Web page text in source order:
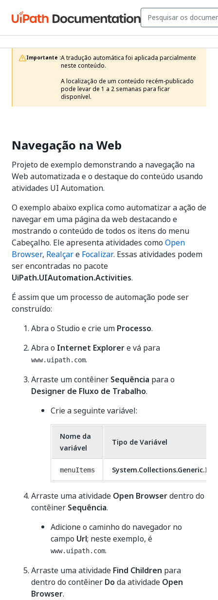
Importante :A tradução automática foi aplicada parcialmente
neste conteúdo.
A localização de um conteúdo recém-publicado
pode levar de 1 a 2 semanas para ficar
disponível.
Navegação na Web
Projeto de exemplo demonstrando a navegação na
Web automatizada e o destaque do conteúdo usando
atividades UI Automation.
O exemplo abaixo explica como automatizar a ação de
navegar em uma página da web destacando e
mostrando o conteúdo de todos os itens do menu
Cabeçalho. Ele apresenta atividades como Open
Browser, Realçare Focalizar. Essas atividades podem
ser encontradas no pacote
UiPath.UIAutomation.Activities.
É assim que um processo de automação pode ser
construído:
Abra o Studio e crie um Processo.
Abra o Internet Explorere vá para
www.uipath.com.
Arraste um contêiner Sequência para o
Designer de Fluxo de Trabalho.
Crie a seguinte variável:
Nome da
variável
Tipo de Variável
menuItems
Arraste uma atividade Open Browserdentro do
contêiner Sequência.
Adicione o caminho do navegador no
campo Url; neste exemplo, é
www.uipath.com.
Arraste uma atividade Find Children para
dentro do contêiner Do da atividade Open
Browser.